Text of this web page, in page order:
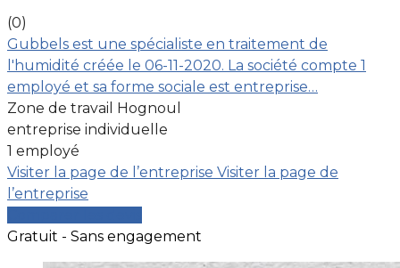
(0)
Gubbels est une spécialiste en traitement de
l'humidité créée le 06-11-2020. La société compte 1
employé et sa forme sociale est entreprise…
Zone de travail Hognoul
entreprise individuelle
1 employé
Visiter la page de l’entreprise Visiter la page de
l’entreprise
Gratuit - Sans engagement